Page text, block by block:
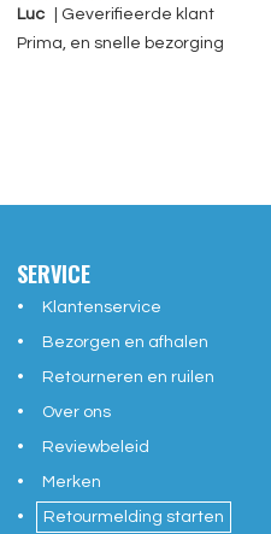
Luc
| Geverifieerde klant
Prima, en snelle bezorging
SERVICE
Klantenservice
Bezorgen en afhalen
Retourneren en ruilen
Over ons
Reviewbeleid
Merken
Retourmelding starten